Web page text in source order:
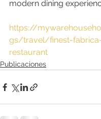
modern dining
https://
gs/travel/finest-
restaurant
Publicaciones